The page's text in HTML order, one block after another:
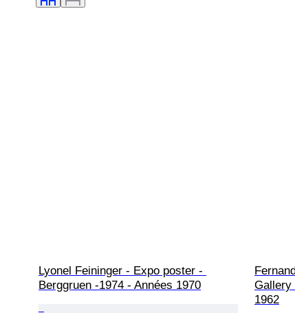
Lyonel Feininger - Expo poster -
Berggruen -1974 - Années 1970
Gallery
1962